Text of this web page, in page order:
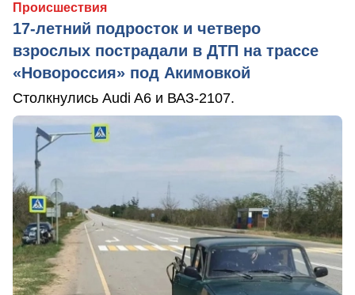
Происшествия
17-летний подросток и четверо
взрослых пострадали в ДТП на трассе
«Новороссия» под Акимовкой
Столкнулись Audi A6 и ВАЗ-2107.